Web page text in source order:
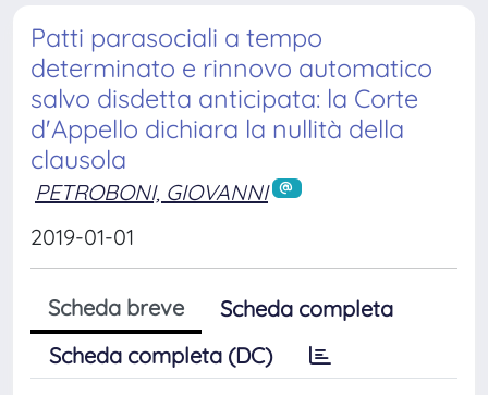
Patti parasociali a tempo
determinato e rinnovo automatico
salvo disdetta anticipata: la Corte
d'Appello dichiara la nullità della
clausola
PETROBONI, GIOVANNI
2019-01-01
Scheda breve
Scheda completa
Scheda completa (DC)